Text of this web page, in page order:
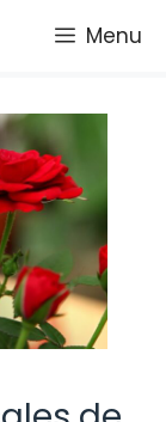
Menu